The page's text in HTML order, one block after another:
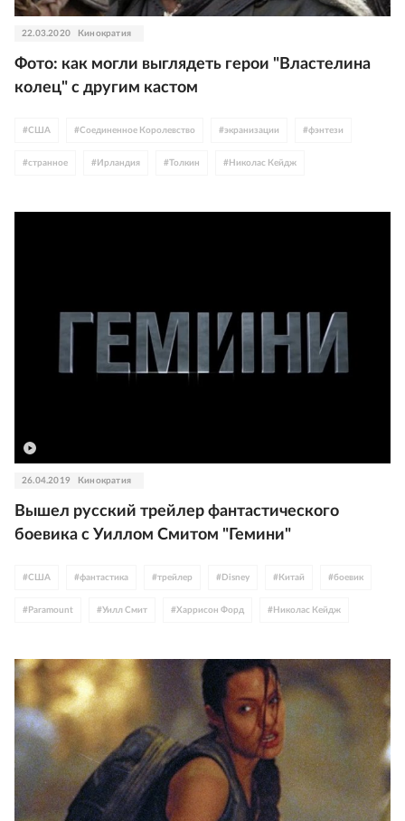
22.03.2020 Кинократия
Фото: как могли выглядеть герои "Властелина
колец" с другим кастом
#США #Соединенное Королевство #экранизации #фэнтези
#странное # Ирландия #Толкин # Николас Кейдж
26.04.2019 Кинократия
Вышел русский трейлер фантастического
боевика с Уиллом Смитом "Гемини"
#США #фантастика #трейлер # Disney # Китай #боевик
# Paramount #Уилл Смит #Харрисон Форд # Николас Кейдж
# Шон Коннери